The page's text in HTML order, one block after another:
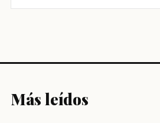
Más leídos